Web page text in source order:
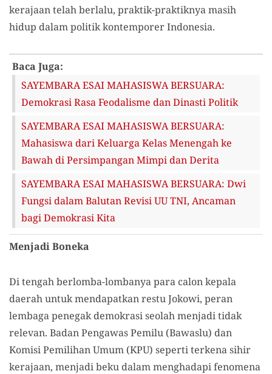
kerajaan telah berlalu, praktik-praktiknya masih
hidup dalam politik kontemporer Indonesia.
Baca Juga:
SAYEMBARA ESAI MAHASISWA BERSUARA:
Demokrasi Rasa Feodalisme dan Dinasti Politik
SAYEMBARA ESAI MAHASISWA BERSUARA:
Mahasiswa dari Keluarga Kelas Menengah ke
Bawah di Persimpangan Mimpi dan Derita
SAYEMBARA ESAI MAHASISWA BERSUARA: Dwi
Fungsi dalam Balutan Revisi UU TNI, Ancaman
bagi Demokrasi Kita
Menjadi Boneka
Di tengah berlomba-lombanya para calon kepala
daerah untuk mendapatkan restu Jokowi, peran
lembaga penegak demokrasi seolah menjadi tidak
relevan. Badan Pengawas Pemilu (Bawaslu) dan
Komisi Pemilihan Umum (KPU) seperti terkena sihir
kerajaan, menjadi beku dalam menghadapi fenomena